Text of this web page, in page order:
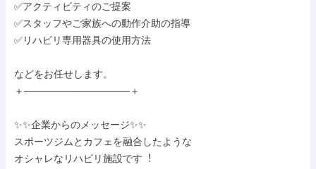
✅アクティビティのご提案
✅スタッフやご家族への動作介助の指導
✅リハビリ専用器具の使用方法
などをお任せします。
＋───────────────＋
✨✨企業からのメッセージ✨✨
スポーツジムとカフェを融合したような
オシャレなリハビリ施設です︕